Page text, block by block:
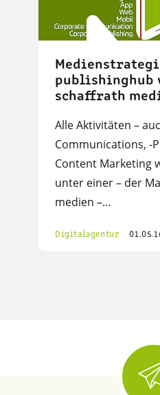
publishinghub
schaffrath
Alle Aktivitäten –
Communications, -
Content Marketing
unter einer – der
medien –…
Digitalagentur